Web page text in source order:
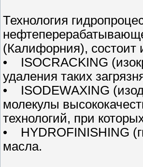
Технология
(Калифорния), состоит
• ISOCRACKING
удаления таких
• ISODEWAXING
молекулы
технологий, при
• HYDROFINISHING
масла.